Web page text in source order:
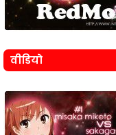
वीडियो